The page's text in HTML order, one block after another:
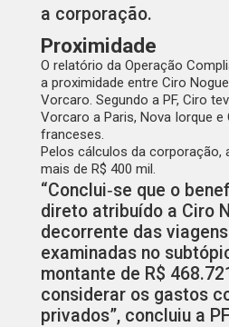
a corporação.
Proximidade
O relatório da Operação
a proximidade entre Ciro
Vorcaro. Segundo a PF, Ciro
Vorcaro a Paris, Nova Iorque e
franceses.
Pelos cálculos da corporação,
mais de R$ 400 mil.
“Conclui‑se que o
direto atribuído a Ciro
decorrente das
examinadas no
montante de R$
considerar os gastos
privados”, concluiu a